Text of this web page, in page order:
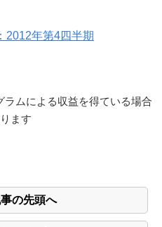
2012年第4四半期
ムによる収益を得ている場合
ます
の先頭へ